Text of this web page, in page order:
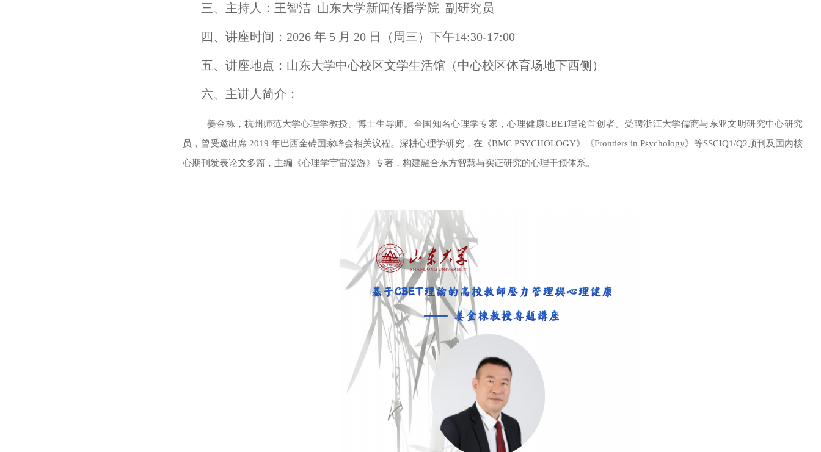
三、主持人：王智洁 山东大学新闻传播学院 副研究员
四、讲座时间：2026 年 5 月 20 日（周三）下午14:30-17:00
五、讲座地点：山东大学中心校区文学生活馆（中心校区体育场地下西侧）
六、主讲人简介：
姜金栋，杭州师范大学心理学教授、博士生导师。全国知名心理学专家，心理健康CBET理论首创者。受聘浙江大学儒商与东亚文明研究中心研究
员，曾受邀出席 2019 年巴西金砖国家峰会相关议程。深耕心理学研究，在《BMC PSYCHOLOGY》《Frontiers in Psychology》等SSCIQ1/Q2顶刊及国内核
心期刊发表论文多篇，主编《心理学宇宙漫游》专著，构建融合东方智慧与实证研究的心理干预体系。